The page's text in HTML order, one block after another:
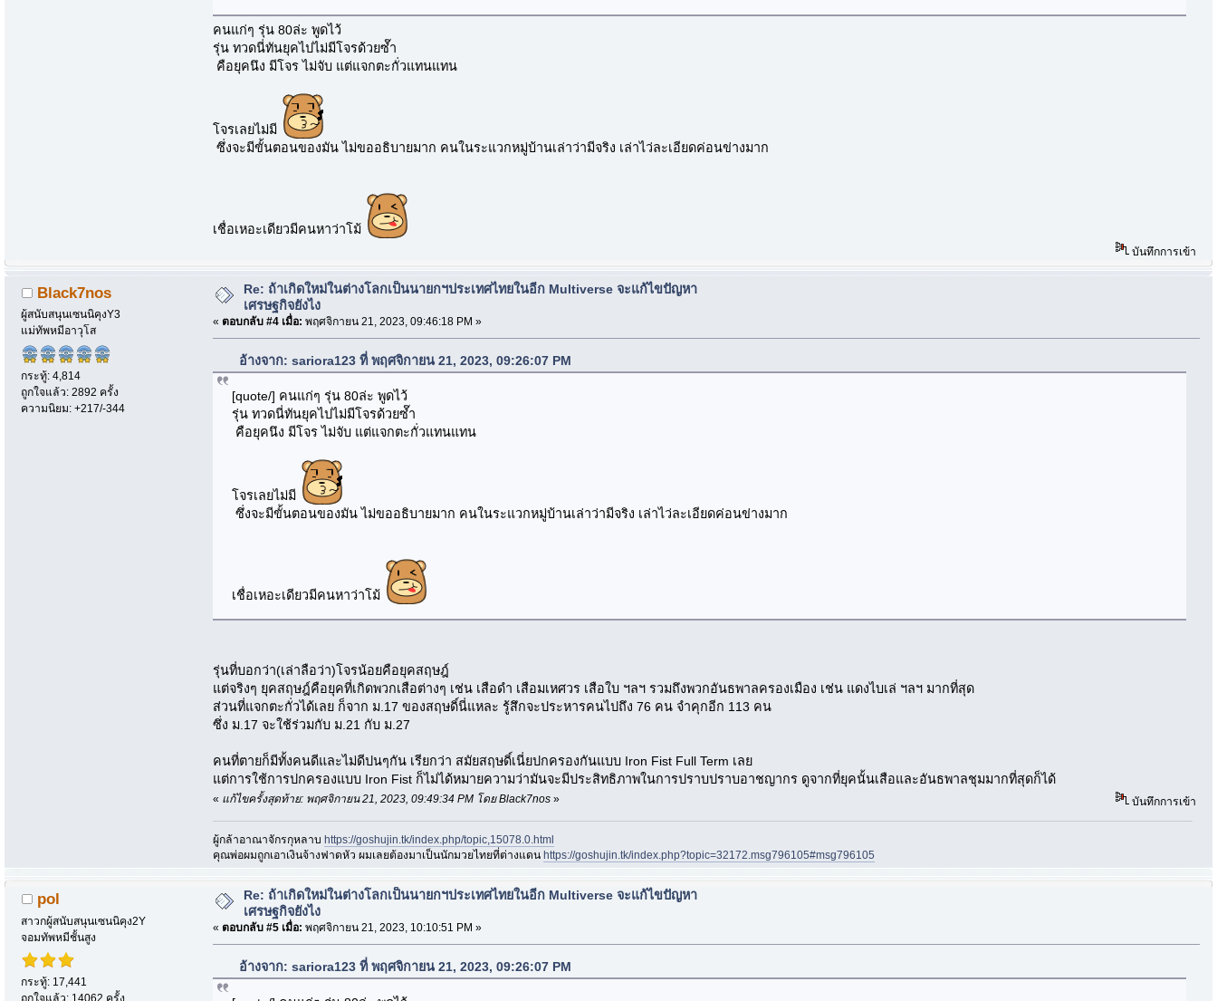
คนแก่ๆ รุ่น 80ล่ะ พูดไว้
รุ่น ทวดนี่ทันยุคไปไม่มีโจรด้วยซ๊ำ
คือยุคนึง มีโจร ไม่จับ แต่แจกตะกั่วแทนแทน
โจรเลยไม่มี
ซึ่งจะมีขั้นตอนของมัน ไม่ขออธิบายมาก คนในระแวกหมู่บ้านเล่าว่ามีจริง เล่าไว่ละเอียดค่อนข่างมาก
เชื่อเหอะเดียวมีคนหาว่าโม้
บันทึกการเข้า
Black7nos
ผู้สนับสนุนเซนนิคุงY3
แม่ทัพหมีอาวุโส
กระทู้: 4,814
ถูกใจแล้ว: 2892 ครั้ง
ความนิยม: +217/-344
Re: ถ้าเกิดใหม่ในต่างโลกเป็นนายกฯประเทศไทยในอีก Multiverse จะแก้ไขปัญหา
เศรษฐกิจยังไง
« ตอบกลับ #4 เมื่อ: พฤศจิกายน 21, 2023, 09:46:18 PM »
อ้างจาก: sariora123 ที่ พฤศจิกายน 21, 2023, 09:26:07 PM
[quote/] คนแก่ๆ รุ่น 80ล่ะ พูดไว้
รุ่น ทวดนี่ทันยุคไปไม่มีโจรด้วยซ๊ำ
คือยุคนึง มีโจร ไม่จับ แต่แจกตะกั่วแทนแทน
โจรเลยไม่มี
ซึ่งจะมีขั้นตอนของมัน ไม่ขออธิบายมาก คนในระแวกหมู่บ้านเล่าว่ามีจริง เล่าไว่ละเอียดค่อนข่างมาก
เชื่อเหอะเดียวมีคนหาว่าโม้
รุ่นที่บอกว่า(เล่าลือว่า)โจรน้อยคือยุคสฤษฎ์
แต่จริงๆ ยุคสฤษฎ์คือยุคที่เกิดพวกเสือต่างๆ เช่น เสือดำ เสือมเหศวร เสือใบ ฯลฯ รวมถึงพวกอันธพาลครองเมือง เช่น แดงไบเล่ ฯลฯ มากที่สุด
ส่วนที่แจกตะกั่วได้เลย ก็จาก ม.17 ของสฤษดิ์นี่แหละ รู้สึกจะประหารคนไปถึง 76 คน จำคุกอีก 113 คน
ซึ่ง ม.17 จะใช้ร่วมกับ ม.21 กับ ม.27
คนที่ตายก็มีทั้งคนดีและไม่ดีปนๆกัน เรียกว่า สมัยสฤษดิ์เนี่ยปกครองกันแบบ Iron Fist Full Term เลย
แต่การใช้การปกครองแบบ Iron Fist ก็ไม่ได้หมายความว่ามันจะมีประสิทธิภาพในการปราบปราบอาชญากร ดูจากที่ยุคนั้นเสือและอันธพาลชุมมากที่สุดก็ได้
« แก้ไขครั้งสุดท้าย: พฤศจิกายน 21, 2023, 09:49:34 PM โดย Black7nos » บันทึกการเข้า
ผู้กล้าอาณาจักรกุหลาบ https://goshujin.tk/index.php/topic,15078.0.html
ึคุณพ่อผมถูกเอาเงินจ้างฟาดหัว ผมเลยต้องมาเป็นนักมวยไทยที่ต่างแดน https://goshujin.tk/index.php?topic=32172.msg796105#msg796105
pol
สาวกผู้สนับสนุนเซนนิคุง2Y
จอมทัพหมีชั้นสูง
กระทู้: 17,441
ถูกใจแล้ว: 14062 ครั้ง
Re: ถ้าเกิดใหม่ในต่างโลกเป็นนายกฯประเทศไทยในอีก Multiverse จะแก้ไขปัญหา
เศรษฐกิจยังไง
« ตอบกลับ #5 เมื่อ: พฤศจิกายน 21, 2023, 10:10:51 PM »
อ้างจาก: sariora123 ที่ พฤศจิกายน 21, 2023, 09:26:07 PM